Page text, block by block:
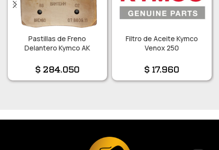
Pastillas de Freno
Delantero Kymco AK
$284.050
Filtro de Aceite Kymco
Venox 250
$17.960